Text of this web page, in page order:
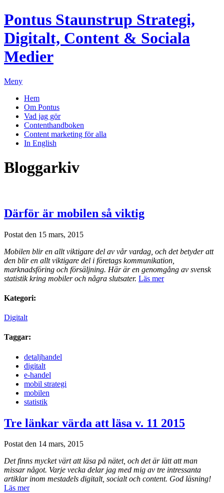
Pontus Staunstrup Strategi,
Digitalt, Content & Sociala
Medier
Meny
Hem
Om Pontus
Vad jag gör
Contenthandboken
Content marketing för alla
In English
Bloggarkiv
Därför är mobilen så viktig
Postat den 15 mars, 2015
Mobilen blir en allt viktigare del av vår vardag, och det betyder att
den blir en allt viktigare del i företags kommunikation,
marknadsföring och försäljning. Här är en genomgång av svensk
statistik kring mobiler och några slutsater. Läs mer
Kategori:
Digitalt
Taggar:
detaljhandel
digitalt
e-handel
mobil strategi
mobilen
statistik
Tre länkar värda att läsa v. 11 2015
Postat den 14 mars, 2015
Det finns mycket värt att läsa på nätet, och det är lätt att man
missar något. Varje vecka delar jag med mig av tre intressanta
artiklar inom mestadels digitalt, socialt och content. God läsning!
Läs mer